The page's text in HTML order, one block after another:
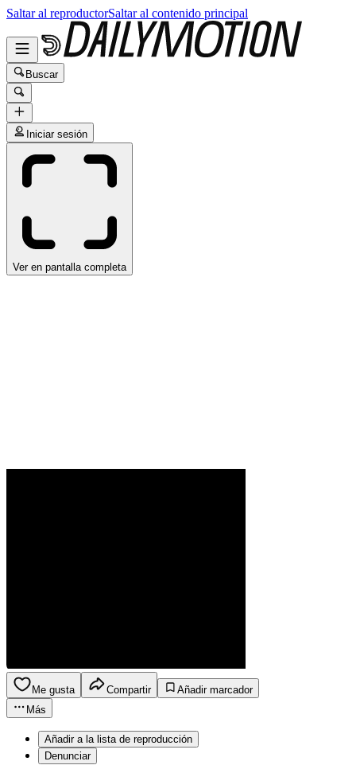
Saltar al reproductorSaltar al contenido principal
Buscar
Iniciar sesión
Ver en pantalla completa
Me gusta Compartir
Añadir marcador
Más
Añadir a la lista de reproducción
Denunciar